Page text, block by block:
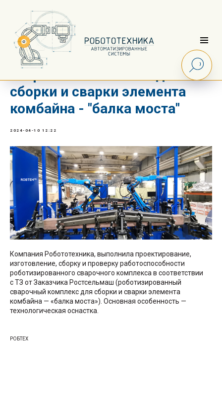
Роботизированный
сборки и сварки элемента
комбайна - "балка моста"
2024-04-10 12:22
Компания Робототехника, выполнила проектирование,
изготовление, сборку и проверку работоспособности
роботизированного сварочного комплекса в соответствии
с ТЗ от Заказчика Ростсельмаш (роботизированный
сварочный комплекс для сборки и сварки элемента
комбайна — «балка моста»). Основная особенность —
технологическая оснастка.
РОБТЕХ